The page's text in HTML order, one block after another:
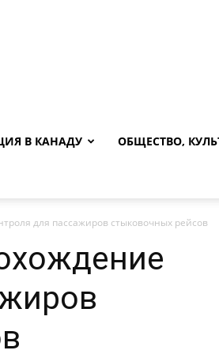
В КАНАДУ ОБЩЕСТВО,
для пассажиров стыковочных рейсов